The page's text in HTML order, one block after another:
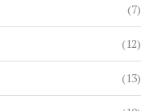
(7)
(12)
(13)